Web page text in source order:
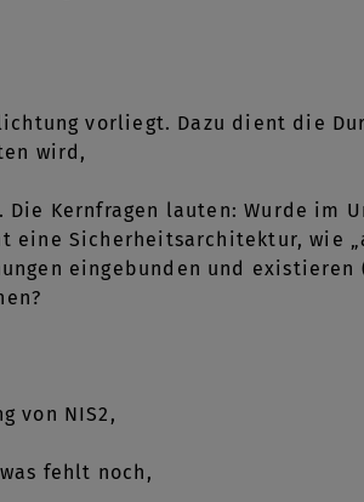
vorliegt. Dazu dient die
wird,
Kernfragen lauten: Wurde im
eine Sicherheitsarchitektur, wie
eingebunden und existieren
von NIS2,
fehlt noch,